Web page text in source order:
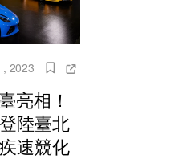
, 2023
亮相！
陸臺北
速競化